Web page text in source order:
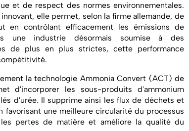
et de respect des normes environnementales.
elle permet, selon la firme allemande, de
en contrôlant efficacement les émissions de
une industrie désormais soumise à des
de plus en plus strictes, cette performance
la technologie Ammonia Convert (ACT) de
d'incorporer les sous-produits d'ammonium
d'urée. Il supprime ainsi les flux de déchets et
une meilleure circularité du processus
pertes de matière et améliore la qualité du